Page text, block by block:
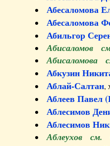
Абесаломова
Абесаломова
Абильгор
Абисаломов
Абисаломова
Абкузин
Аблай-Салтан,
Аблеев Павел
Аблесимов
Аблесимов
Аблеухов см.